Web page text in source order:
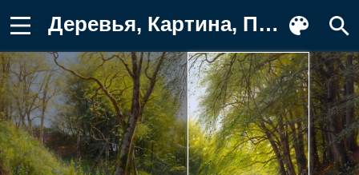
Деревья, Картина, Петер Мёрк Мёнстед Фон для телефона